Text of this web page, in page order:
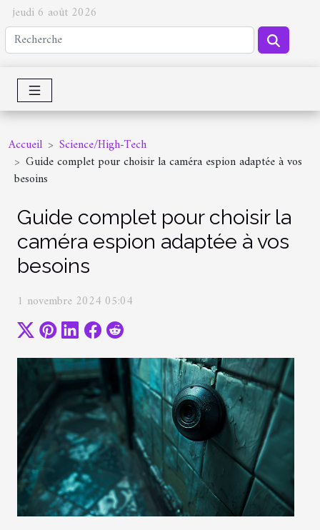
jeudi 6 août 2026
Accueil
Science/High-Tech
Guide complet pour choisir la caméra espion adaptée à vos
besoins
Guide complet pour choisir la
caméra espion adaptée à vos
besoins
1 novembre 2024 05:04